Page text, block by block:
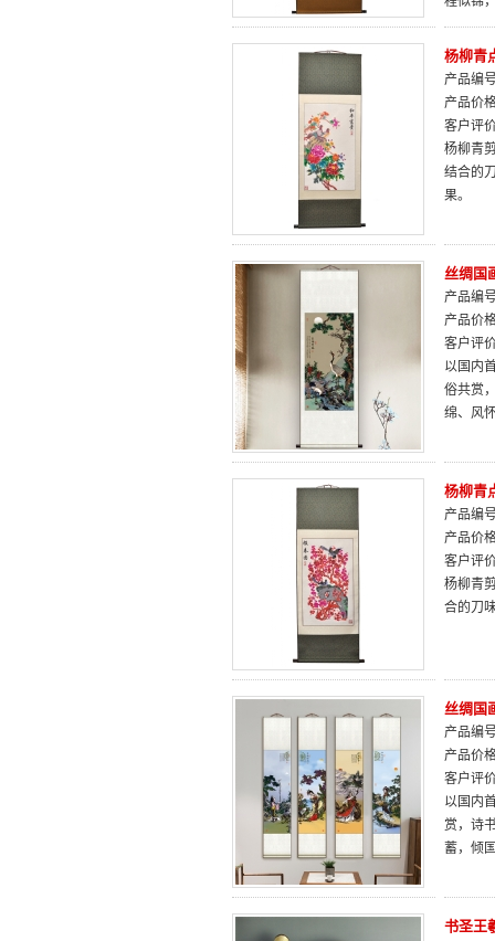
杨柳青
产品编
产品价
客户评
杨柳青
结合的
果。
丝绸国
产品编
产品价
客户评
以国内
俗共赏
绵、风
杨柳青
产品编
产品价
客户评
杨柳青
合的刀
丝绸国
产品编
产品价
客户评
以国内
赏，诗
蓄，倾
书圣王